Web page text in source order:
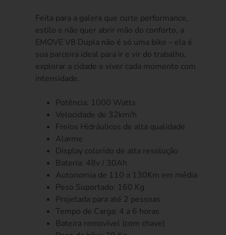
Feita para a galera que curte performance,
estilo e não quer abrir mão do conforto, a
EMOVE V8 Dupla não é só uma bike – ela é
sua parceira ideal para ir e vir do trabalho,
explorar a cidade e viver cada momento com
intensidade.
Potência: 1000 Watts
Velocidade de 32km/h
Freios Hidráulicos de alta qualidade
Alarme
Display colorido de alta resolução
Bateria: 48v / 30Ah
Autonomia de 110 a 130Km em média
Peso Suportado: 160 Kg
Projetada para até 2 pessoas
Tempo de Carga: 4 a 6 horas
Bateira removível (com chave)